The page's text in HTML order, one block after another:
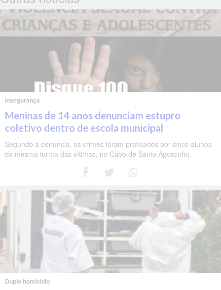
Insegurança
Meninas de 14 anos denunciam estupro
coletivo dentro de escola municipal
Segundo a denúncia, os crimes foram praticados por cinco alunos
da mesma turma das vítimas, no Cabo de Santo Agostinho.
Duplo homicídio